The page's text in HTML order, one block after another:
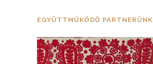
EGYÜTTMŰKÖDŐ PARTNERÜNK